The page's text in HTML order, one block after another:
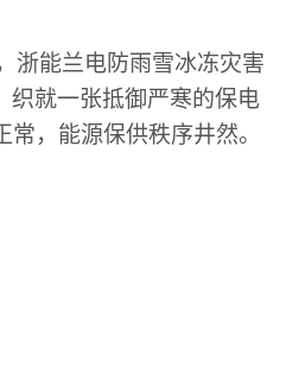
浙能兰电防雨雪冰冻灾害
织就一张抵御严寒的保电
，能源保供秩序井然。